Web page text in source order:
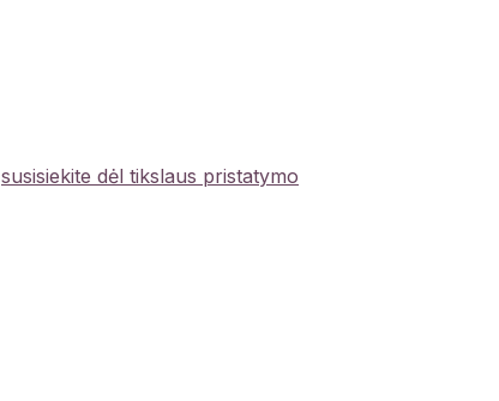
susisiekite dėl tikslaus pristatymo